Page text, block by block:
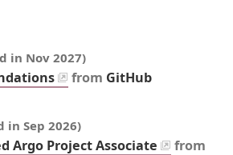
in Nov 2027)
from GitHub
in Sep 2026)
Argo Project Associate
from